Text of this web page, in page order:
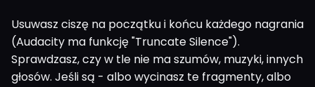
Usuwasz ciszę na początku i końcu każdego nagrania
(Audacity ma funkcję "Truncate Silence").
Sprawdzasz, czy w tle nie ma szumów, muzyki, innych
głosów. Jeśli są - albo wycinasz te fragmenty, albo